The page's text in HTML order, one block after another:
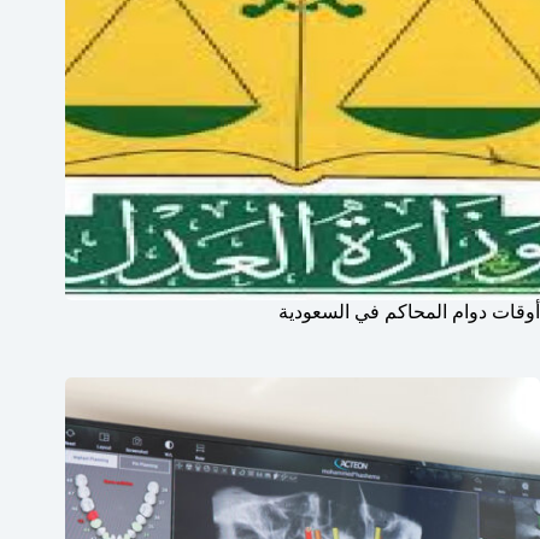
أوقات دوام المحاكم في السعودية